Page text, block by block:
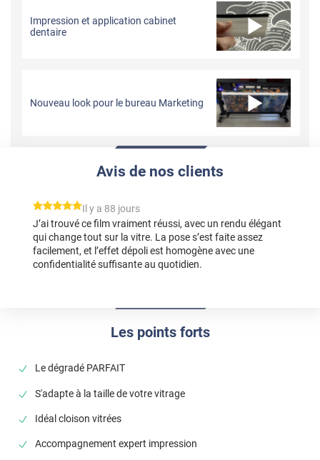
Impression et application cabinet
dentaire
Nouveau look pour le bureau Marketing
Les points forts
Le dégradé PARFAIT
S'adapte à la taille de votre vitrage
Idéal cloison vitrées
Accompagnement expert impression
Avis de nos clients
*****
Il y a 88 jours
J’ai trouvé ce film vraiment réussi, avec un rendu élégant
qui change tout sur la vitre. La pose s’est faite assez
facilement, et l’effet dépoli est homogène avec une
confidentialité suffisante au quotidien.